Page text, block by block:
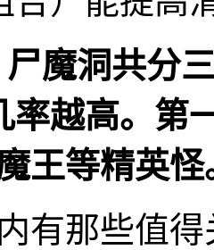
魔洞共分
率越高。第
王等精英怪
有那些值